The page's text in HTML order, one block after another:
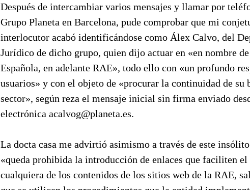
Después de intercambiar varios mensajes y llamar por
Grupo Planeta en Barcelona, pude comprobar que mi
interlocutor acabó identificándose como Álex Calvo, del
Jurídico de dicho grupo, quien dijo actuar en «en nombre
Española, en adelante RAE», todo ello con «un profundo
usuarios» y con el objeto de «procurar la continuidad de su
sector», según reza el mensaje inicial sin firma enviado
electrónica acalvog@planeta.es.
La docta casa me advirtió asimismo a través de este
«queda prohibida la introducción de enlaces que faciliten el
cualquiera de los contenidos de los sitios web de la RAE,